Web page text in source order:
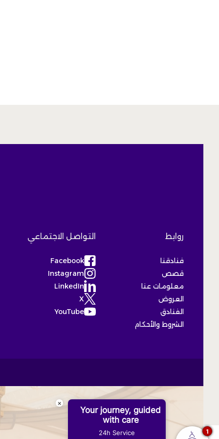
روابط
فنادقنا
قصص
معلومات عنا
العروض
الفنادق
الشروط والأحكام
التواصل الاجتماعي
Facebook
(Opens in a new tab)
Instagram
(Opens in a new tab)
LinkedIn
(Opens in a new tab)
X
(Opens in a new tab)
YouTube
(Opens in a new tab)
×
Your journey, guided
with care
24h Service 1